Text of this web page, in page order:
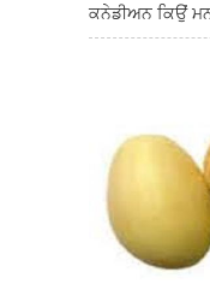
ਕਨੇਡੀਅਨ ਕਿਉਂ